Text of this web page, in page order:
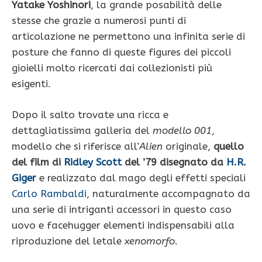
Yatake Yoshinori, la grande posabilità delle
stesse che grazie a numerosi punti di
articolazione ne permettono una infinita serie di
posture che fanno di queste figures dei piccoli
gioielli molto ricercati dai collezionisti più
esigenti.
Dopo il salto trovate una ricca e
dettagliatissima galleria del modello 001 ,
modello che si riferisce all’Alien originale, quello
del film di Ridley Scottdel ’79 disegnato da H.R.
Giger e realizzato dal mago degli effetti speciali
Carlo Rambaldi, naturalmente accompagnato da
una serie di intriganti accessori in questo caso
uovo e facehugger elementi indispensabili alla
riproduzione del letale xenomorfo.